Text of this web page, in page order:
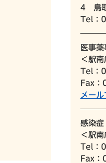
4 鳥
Tel：
医事薬
＜駅
Tel：
Fax
メー
感染症
＜駅
Tel：
Fax